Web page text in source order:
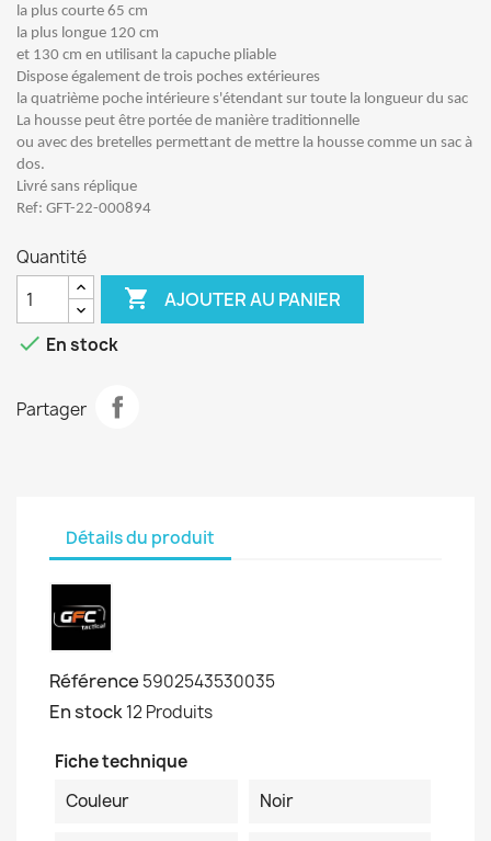
la plus courte 65 cm
la plus longue 120 cm
et 130 cm en utilisant la capuche pliable
Dispose également de trois poches extérieures
la quatrième poche intérieure s'étendant sur toute la longueur du sac
La housse peut être portée de manière traditionnelle
ou avec des bretelles permettant de mettre la housse comme un sac à
dos.
Livré sans réplique
Ref: GFT-22-000894
Quantité
 AJOUTER AU PANIER
 En stock
Partager
Détails du produit
Référence 5902543530035
En stock12 Produits
Fiche technique
Couleur
Noir